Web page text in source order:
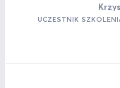
UCZESTNIK